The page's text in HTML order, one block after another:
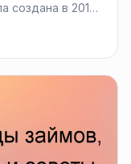
создана в 2011